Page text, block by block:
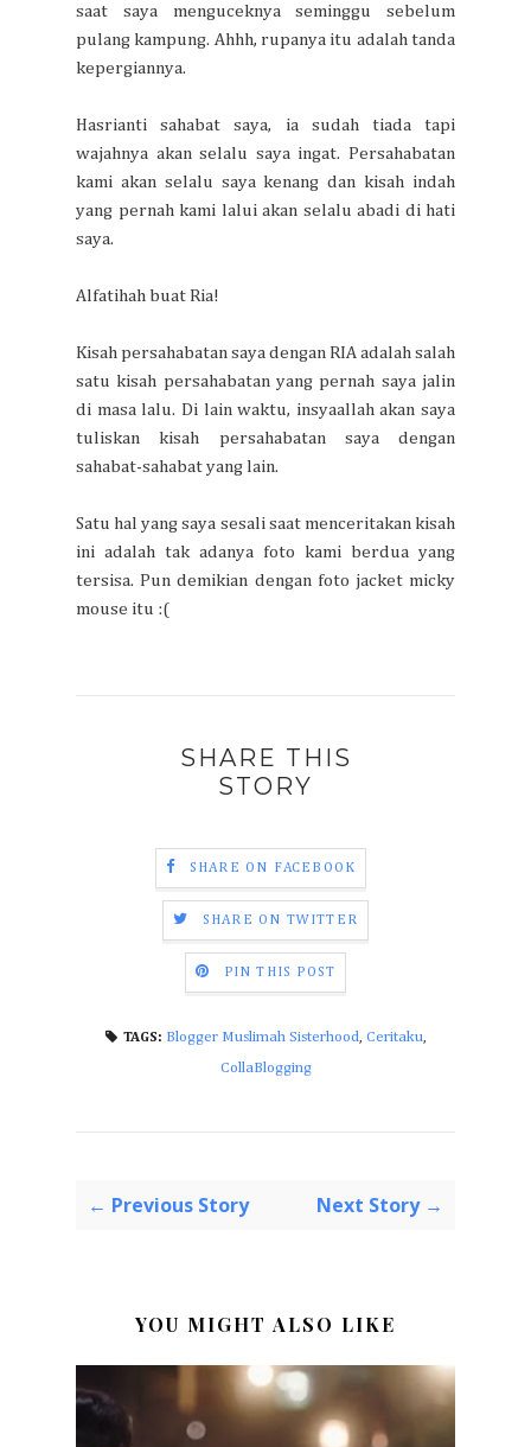
saat saya menguceknya seminggu sebelum
pulang kampung. Ahhh, rupanya itu adalah tanda
kepergiannya.
Hasrianti sahabat saya, ia sudah tiada tapi
wajahnya akan selalu saya ingat. Persahabatan
kami akan selalu saya kenang dan kisah indah
yang pernah kami lalui akan selalu abadi di hati
saya.
Alfatihah buat Ria!
Kisah persahabatan saya dengan RIA adalah salah
satu kisah persahabatan yang pernah saya jalin
di masa lalu. Di lain waktu, insyaallah akan saya
tuliskan kisah persahabatan saya dengan
sahabat-sahabat yang lain.
Satu hal yang saya sesali saat menceritakan kisah
ini adalah tak adanya foto kami berdua yang
tersisa. Pun demikian dengan foto jacket micky
mouse itu :(
SHARE THIS
STORY
SHARE ON FACEBOOK
SHARE ON TWITTER
PIN THIS POST
TAGS: Blogger Muslimah Sisterhood, Ceritaku,
CollaBlogging
← Previous Story Next Story →
YOU MIGHT ALSO LIKE